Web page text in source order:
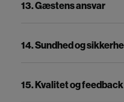
13. Gæstens ansvar
14. Sundhed og
15. Kvalitet og feedback